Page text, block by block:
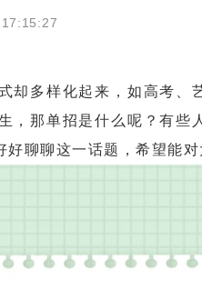
样化起来，如高考、
，那单招是什么呢？有些
聊聊这一话题，希望能对